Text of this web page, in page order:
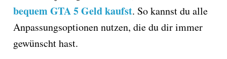
bequem GTA 5 Geld kaufst. So kannst du alle
Anpassungsoptionen nutzen, die du dir immer
gewünscht hast.